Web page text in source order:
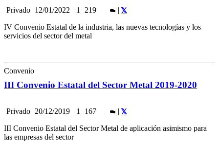
Privado 12/01/2022 1 219 ||
IV Convenio Estatal de la industria, las nuevas tecnologías y los
servicios del sector del metal
Convenio
III Convenio Estatal del Sector Metal 2019-2020
Privado 20/12/2019 1 167 ||
III Convenio Estatal del Sector Metal de aplicación asimismo para
las empresas del sector